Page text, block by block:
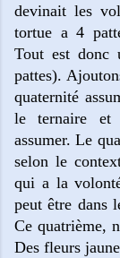
devinait les
tortue a 4
Tout est donc
pattes).
quaternité
le ternaire et
assumer. Le
selon le
qui a la
peut être dans
Ce quatrième,
Des fleurs